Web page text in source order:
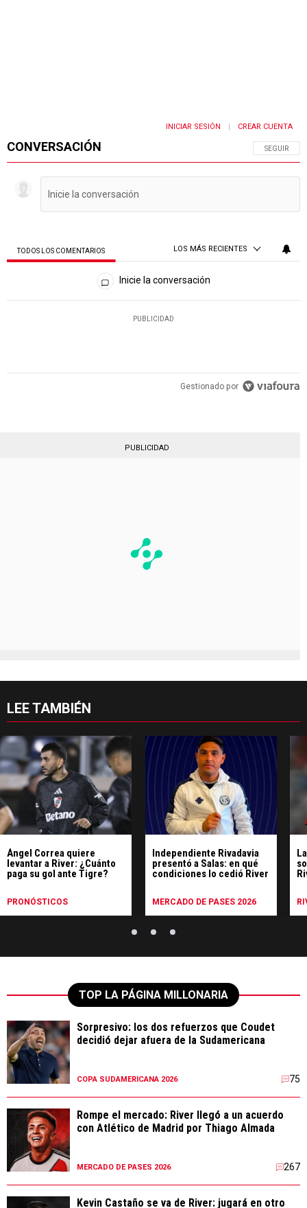
CONVERSACIÓN SIGA ESTA
SEGUIR
INICIAR SESIÓN CREAR CUENTA
TODOS LOS COMENTARIOS LOS MÁS RECIENTES
Todos los comentarios
Inicie la conversación
PUBLICIDAD
Gestionado por
PUBLICIDAD
LEE TAMBIÉN
Ángel Correa quiere
levantar a River: ¿Cuánto
paga su gol ante Tigre?
PRONÓSTICOS
Independiente Rivadavia
presentó a Salas: en qué
condiciones lo cedió River
MERCADO DE PASES 2026
TOP LA PÁGINA MILLONARIA
Sorpresivo: los dos refuerzos que Coudet
decidió dejar afuera de la Sudamericana
COPA SUDAMERICANA 2026 75
Rompe el mercado: River llegó a un acuerdo
con Atlético de Madrid por Thiago Almada
MERCADO DE PASES 2026 267
Kevin Castaño se va de River: jugará en otro